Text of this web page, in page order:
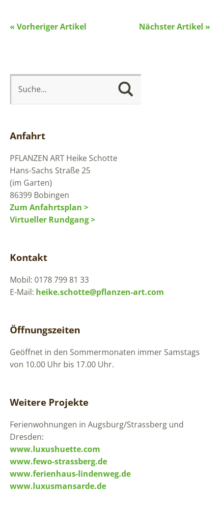
Nächster Artikel »
« Vorheriger Artikel
Anfahrt
PFLANZEN ART Heike Schotte
Hans-Sachs Straße 25
(im Garten)
86399 Bobingen
Zum Anfahrtsplan >
Virtueller Rundgang >
Kontakt
Mobil: 0178 799 81 33
E-Mail: heike.schotte@pflanzen-art.com
Öffnungszeiten
Geöffnet in den Sommermonaten immer Samstags
von 10.00 Uhr bis 17.00 Uhr.
Weitere Projekte
Ferienwohnungen in Augsburg/Strassberg und
Dresden:
www.luxushuette.com
www.fewo-strassberg.de
www.ferienhaus-lindenweg.de
www.luxusmansarde.de